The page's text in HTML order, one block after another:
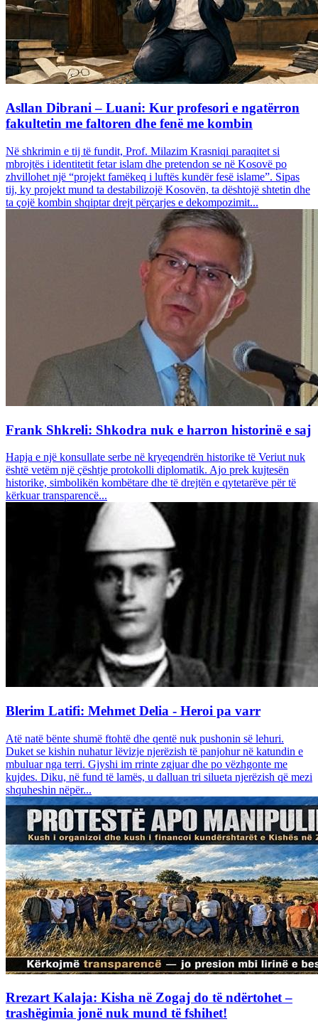
Asllan Dibrani – Luani: Kur profesori e ngatërron
fakultetin me faltoren dhe fenë me kombin
Në shkrimin e tij të fundit, Prof. Milazim Krasniqi paraqitet si
mbrojtës i identitetit fetar islam dhe pretendon se në Kosovë po
zhvillohet një “projekt famëkeq i luftës kundër fesë islame”. Sipas
tij, ky projekt mund ta destabilizojë Kosovën, ta dështojë shtetin dhe
ta çojë kombin shqiptar drejt përçarjes e dekompozimit...
Frank Shkreli: Shkodra nuk e harron historinë e saj
Hapja e një konsullate serbe në kryeqendrën historike të Veriut nuk
është vetëm një çështje protokolli diplomatik. Ajo prek kujtesën
historike, simbolikën kombëtare dhe të drejtën e qytetarëve për të
kërkuar transparencë...
Blerim Latifi: Mehmet Delia - Heroi pa varr
Atë natë bënte shumë ftohtë dhe qentë nuk pushonin së lehuri.
Duket se kishin nuhatur lëvizje njerëzish të panjohur në katundin e
mbuluar nga terri. Gjyshi im rrinte zgjuar dhe po vëzhgonte me
kujdes. Diku, në fund të lamës, u dalluan tri silueta njerëzish që mezi
shquheshin nëpër...
Rrezart Kalaja: Kisha në Zogaj do të ndërtohet –
trashëgimia jonë nuk mund të fshihet!